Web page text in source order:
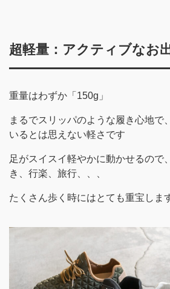
超軽量：アクティブなお
重量はわずか「150g」
まるでスリッパのような履き心地で
いるとは思えない軽さです
足がスイスイ軽やかに動かせるので
き、行楽、旅行、、、
たくさん歩く時にはとても重宝しま